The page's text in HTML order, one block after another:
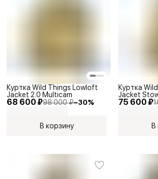
68 600 ₽98 000 ₽−30%
Куртка Wild Things Lowloft
Jacket 2.0 Multicam
В корзину
75 600 ₽
Куртка
Jacket
Multicam
В